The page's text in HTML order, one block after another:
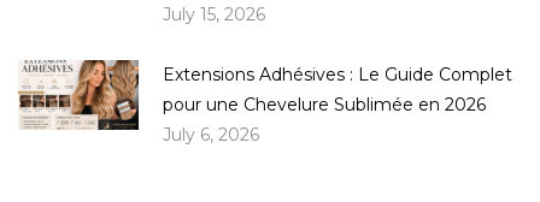
July 15, 2026
Extensions Adhésives : Le Guide Complet
pour une Chevelure Sublimée en 2026
July 6, 2026